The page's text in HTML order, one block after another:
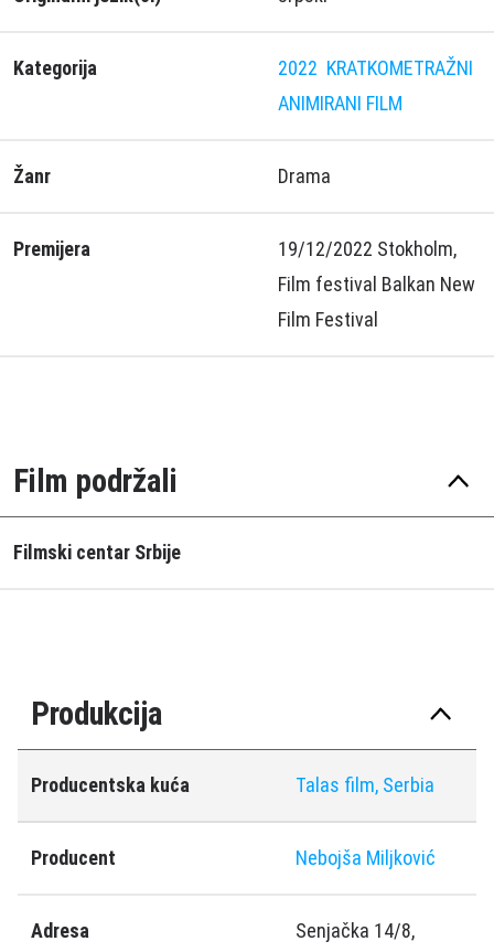
Kategorija 2022 KRATKOMETRAŽNI
ANIMIRANI FILM
Žanr Drama
Premijera
19/12/2022 Stokholm,
Film festival Balkan New
Film Festival
Film podržali
Filmski centar Srbije
Produkcija
Producentska kuća Talas film, Serbia
Producent Nebojša Miljković
Adresa
Senjačka 14/8,